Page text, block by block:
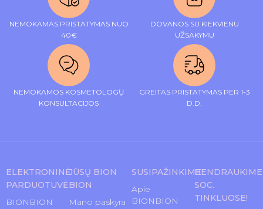
NEMOKAMAS PRISTATYMAS NUO
40€
DOVANOS SU KIEKVIENU
UŽSAKYMU
NEMOKAMOS KOSMETOLOGŲ
KONSULTACIJOS
GREITAS PRISTATYMAS PER 1-3
D.D.
ELEKTRONINĖ
PARDUOTUVĖ
BIONBION
JŪSŲ BION
BION
Mano paskyra
SUSIPAŽINKIME
Apie
BIONBION
BENDRAUKIME
SOC.
TINKLUOSE!